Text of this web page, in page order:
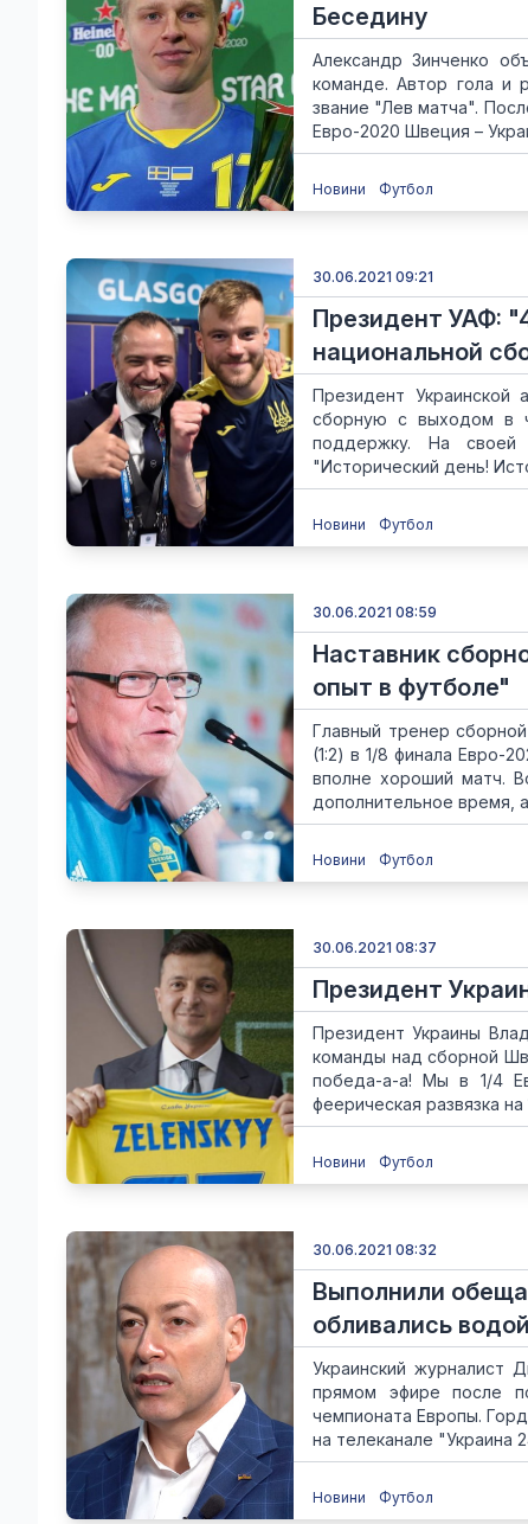
Беседину
Александр Зинченко
команде. Автор гола и
звание "Лев матча".
Евро-2020 Швеция –
Новини Футбол
30.06.2021 09:21
Президент УАФ:
национальной
Президент Украинской
сборную с выходом в
поддержку. На
"Исторический день!
Новини Футбол
30.06.2021 08:59
Наставник
опыт в футболе"
Главный тренер
(1:2) в 1/8 финала Евро-
вполне хороший матч.
дополнительное время,
Новини Футбол
30.06.2021 08:37
Президент
Президент Украины
команды над сборной
победа-а-а! Мы в 1/4
феерическая развязка на
Новини Футбол
30.06.2021 08:32
Выполнили
обливались
Украинский журналист
прямом эфире после
чемпионата Европы.
на телеканале "Украина
Новини Футбол